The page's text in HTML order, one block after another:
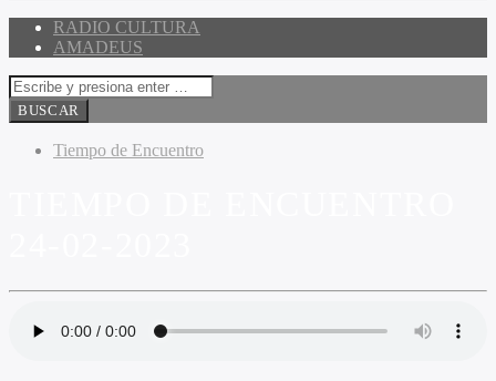
RADIO CULTURA
AMADEUS
Tiempo de Encuentro